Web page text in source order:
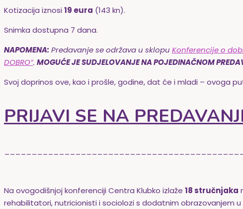
Kotizacija iznosi 19 eura (143 kn).
Snimka dostupna 7 dana.
NAPOMENA: Predavanje se održava u sklopu Konferencije o
DOBRO”. MOGUĆE JE SUDJELOVANJE NA POJEDINAČNOM
Svoj doprinos ove, kao i prošle, godine, dat će i mladi – ovoga
PRIJAVI SE NA
Na ovogodišnjoj konferenciji Centra Klubko izlaže 18 stručnjaka
rehabilitatori, nutricionisti i sociolozi s dodatnim obrazovanjem